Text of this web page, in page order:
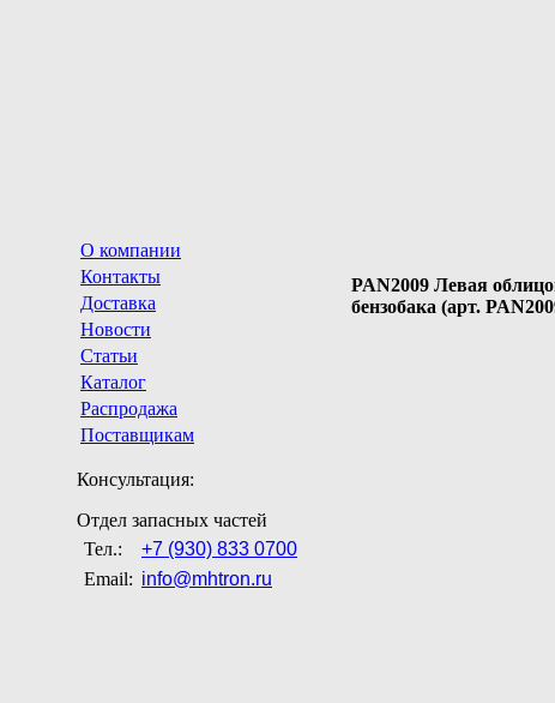
О компании
Контакты
Доставка
Новости
Статьи
Каталог
Распродажа
Поставщикам
Консультация:
Отдел запасных частей
Тел.:
+7 (930) 833 0700
Email: info@mhtron.ru
PAN2009 Левая
бензобака (арт.